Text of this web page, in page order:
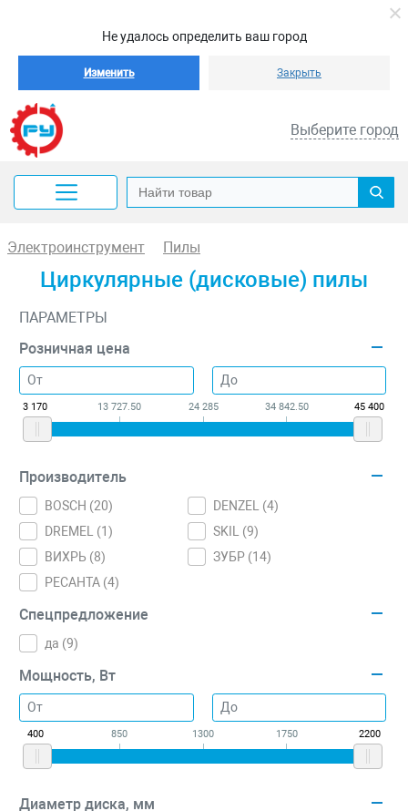
Не удалось определить ваш город
Изменить Закрыть
Выберите город
Электроинструмент Пилы
Циркулярные (дисковые) пилы
ПАРАМЕТРЫ
Розничная цена
3 170 13 727.50 24 285 34 842.50 45 400
Производитель
BOSCH (20) DENZEL (4)
DREMEL (1 ) SKIL (9)
ВИХРЬ (8) ЗУБР (14)
РЕСАНТА (4)
Спецпредложение
да (9)
Мощность, Вт
400 850 1300 1750 2200
Диаметр диска, мм